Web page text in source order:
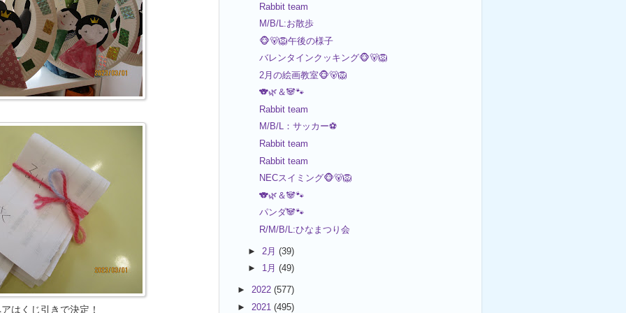
はくじ引きで決定！
Rabbit team
M/B/L:お散歩
🐵🐻🦁午後の様子
バレンタインクッキング🐵🐻🦁
2月の絵画教室🐵🐻🦁
🐨🌿＆🐼🐾
Rabbit team
M/B/L：サッカー⚽
Rabbit team
Rabbit team
NECスイミング🐵🐻🦁
🐨🌿＆🐼🐾
パンダ🐼🐾
R/M/B/L:ひなまつり会
► 2月(39)
► 1月(49)
► 2022 (577)
► 2021 (495)